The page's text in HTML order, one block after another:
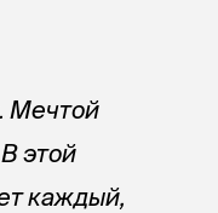
Мечтой
этой
каждый,